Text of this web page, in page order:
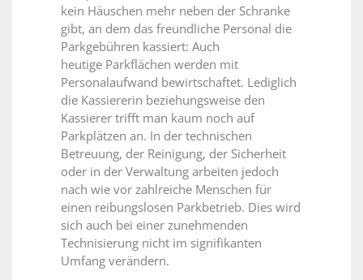
kein Häuschen mehr neben der Schranke
gibt, an dem das freundliche Personal die
Parkgebühren kassiert: Auch
heutige Parkflächen werden mit
Personalaufwand bewirtschaftet. Lediglich
die Kassiererin beziehungsweise den
Kassierer trifft man kaum noch auf
Parkplätzen an. In der technischen
Betreuung, der Reinigung, der Sicherheit
oder in der Verwaltung arbeiten jedoch
nach wie vor zahlreiche Menschen für
einen reibungslosen Parkbetrieb. Dies wird
sich auch bei einer zunehmenden
Technisierung nicht im signifikanten
Umfang verändern.